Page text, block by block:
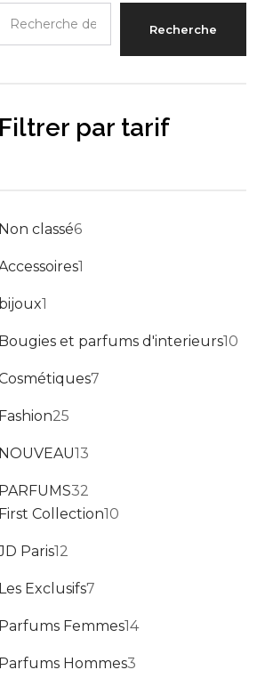
Recherche
Filtrer par tarif
Non classé66 produits
1
bijoux1
Bougies et parfums d'interieurs10
7
Fashion25
NOUVEAU13
PARFUMS32
First Collection10
Paris12
Les Exclusifs7
Parfums Femmes1414 produits
Parfums Hommes3